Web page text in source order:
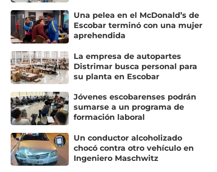
Una pelea en el McDonald’s de
Escobar terminó con una mujer
aprehendida
La empresa de autopartes
Distrimar busca personal para
su planta en Escobar
Jóvenes escobarenses podrán
sumarse a un programa de
formación laboral
Un conductor alcoholizado
chocó contra otro vehículo en
Ingeniero Maschwitz